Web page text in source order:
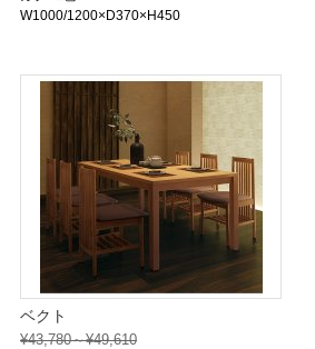
W1000/1200×D370×H450
ベクト
¥43,780～¥49,610